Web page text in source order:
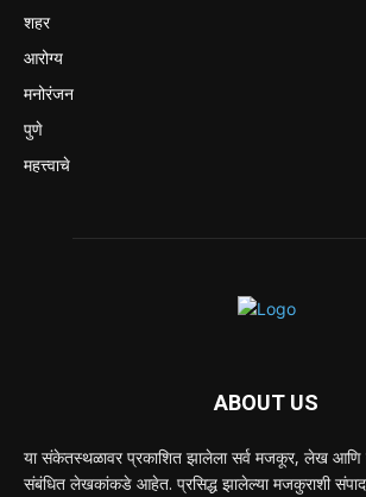
शहर
आरोग्य
मनोरंजन
पुणे
महत्त्वाचे
ABOUT US
या संकेतस्थळावर प्रकाशित झालेला सर्व मजकूर, लेख आणि
संबंधित लेखकांकडे आहेत. प्रसिद्ध झालेल्या मजकुराशी